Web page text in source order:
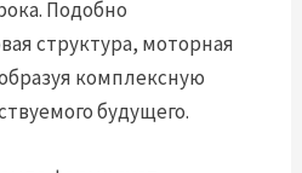
Подобно
структура, моторная
комплексную
будущего.